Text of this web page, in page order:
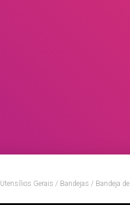
Utensílios Gerais / Bandejas / Bandeja